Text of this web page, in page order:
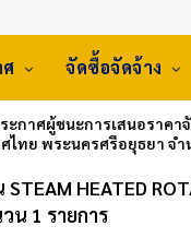
จัดซื้อจัดจ้าง
ะกาศผู้ชนะการเสนอราคา
ศไทย พระนครศรีอยุธยา จ
HEATED
น 1 รายการ